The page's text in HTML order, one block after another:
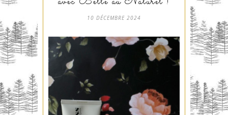
10 DÉCEMBRE 2024